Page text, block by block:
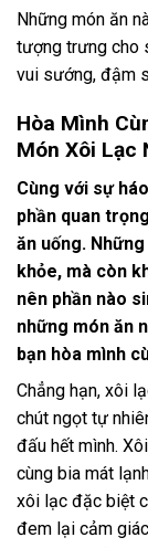
Những món ăn
tượng trưng cho
vui sướng, đậm
Hòa Mình
Món Xôi Lạc
Cùng với sự
phần quan
ăn uống.
khỏe, mà còn
nên phần nào
những món ăn
bạn hòa mình
Chẳng hạn, xôi
chút ngọt tự
đấu hết mình.
cùng bia mát
xôi lạc đặc biệt
đem lại cảm